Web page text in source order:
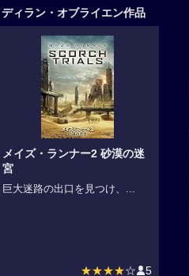
ディラン・オブライエン作品
メイズ・ランナー2 砂漠の迷
宮
巨大迷路の出口を見つけ、...
★★★★☆ 5